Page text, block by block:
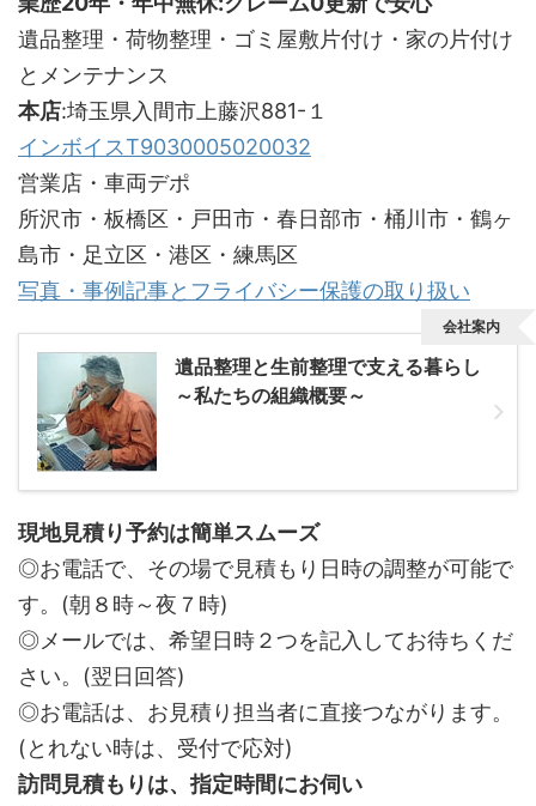
遺品整理・荷物整理・ゴミ屋敷片付け・家の片付け
とメンテナンス
本店:埼玉県入間市上藤沢881-１
インボイスT9030005020032
営業店・車両デポ
所沢市・板橋区・戸田市・春日部市・桶川市・鶴ヶ
島市・足立区・港区・練馬区
写真・事例記事とフライバシー保護の取り扱い
遺品整理と生前整理で支える暮らし
～私たちの組織概要～
会社案内
現地見積り予約は簡単スムーズ
◎お電話で、その場で見積もり日時の調整が可能で
す。(朝８時～夜７時)
◎メールでは、希望日時２つを記入してお待ちくだ
さい。(翌日回答)
◎お電話は、お見積り担当者に直接つながります。
(とれない時は、受付で応対)
訪問見積もりは、指定時間にお伺い